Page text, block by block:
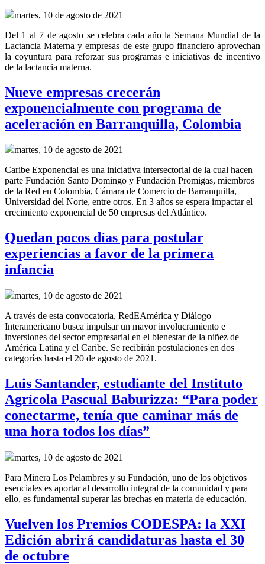
martes, 10 de agosto de 2021
Del 1 al 7 de agosto se celebra cada año la Semana Mundial de la
Lactancia Materna y empresas de este grupo financiero aprovechan
la coyuntura para reforzar sus programas e iniciativas de incentivo
de la lactancia materna.
Nueve empresas crecerán
exponencialmente con programa de
aceleración en Barranquilla, Colombia
martes, 10 de agosto de 2021
Caribe Exponencial es una iniciativa intersectorial de la cual hacen
parte Fundación Santo Domingo y Fundación Promigas, miembros
de la Red en Colombia, Cámara de Comercio de Barranquilla,
Universidad del Norte, entre otros. En 3 años se espera impactar el
crecimiento exponencial de 50 empresas del Atlántico.
Quedan pocos días para postular
experiencias a favor de la primera
infancia
martes, 10 de agosto de 2021
A través de esta convocatoria, RedEAmérica y Diálogo
Interamericano busca impulsar un mayor involucramiento e
inversiones del sector empresarial en el bienestar de la niñez de
América Latina y el Caribe. Se recibirán postulaciones en dos
categorías hasta el 20 de agosto de 2021.
Luis Santander, estudiante del Instituto
Agrícola Pascual Baburizza: “Para poder
conectarme, tenía que caminar más de
una hora todos los días”
martes, 10 de agosto de 2021
Para Minera Los Pelambres y su Fundación, uno de los objetivos
esenciales es aportar al desarrollo integral de la comunidad y para
ello, es fundamental superar las brechas en materia de educación.
Vuelven los Premios CODESPA: la XXI
Edición abrirá candidaturas hasta el 30
de octubre